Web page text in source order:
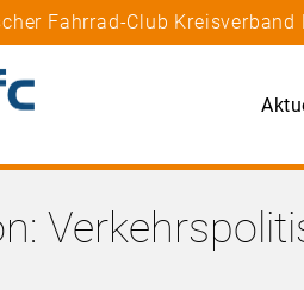
Fahrrad-Club Kreisverband